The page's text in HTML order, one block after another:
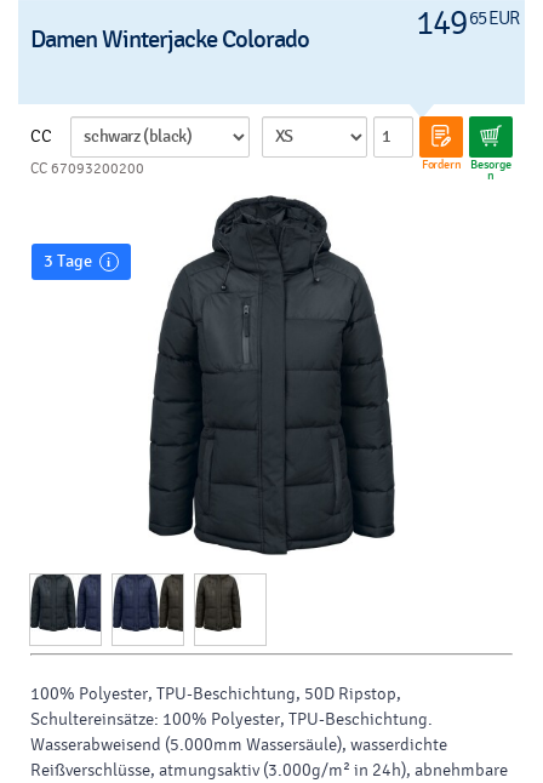
14965 EUR
Damen Winterjacke Colorado
CC
Fordern Besorge
n
CC 67093200200
3 Tage
100% Polyester, TPU-Beschichtung, 50D Ripstop,
Schultereinsätze: 100% Polyester, TPU-Beschichtung.
Wasserabweisend (5.000mm Wassersäule), wasserdichte
Reißverschlüsse, atmungsaktiv (3.000g/m² in 24h), abnehmbare